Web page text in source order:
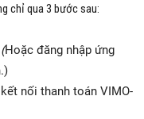
chỉ qua 3 bước sau:
(Hoặc đăng nhập ứng
nối thanh toán VIMO-